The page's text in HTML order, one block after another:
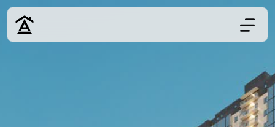
Наши работы